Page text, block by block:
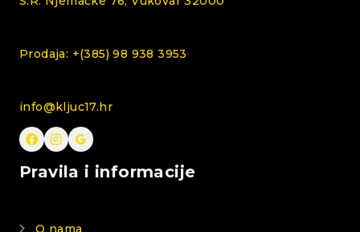
Prodaja: +(385) 98 938 3953
info@kljuc17.hr
Pravila i informacije
O nama